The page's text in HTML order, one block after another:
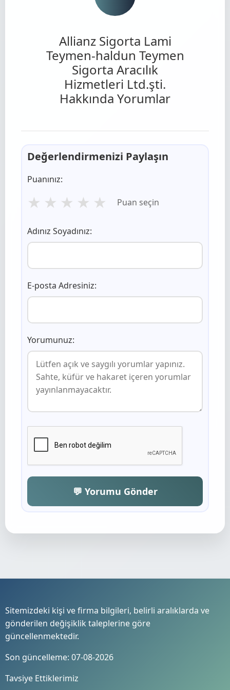
Allianz Sigorta Lami
Teymen-haldun Teymen
Sigorta Aracılık
Hizmetleri Ltd.şti.
Hakkında Yorumlar
Değerlendirmenizi Paylaşın
Puanınız:
★ ★ ★ ★ ★ Puan seçin
Adınız Soyadınız:
E-posta Adresiniz:
Yorumunuz:
💬 Yorumu Gönder
Sitemizdeki kişi ve firma bilgileri, belirli aralıklarda ve
gönderilen değişiklik taleplerine göre
güncellenmektedir.
Son güncelleme: 07-08-2026
Tavsiye Ettiklerimiz